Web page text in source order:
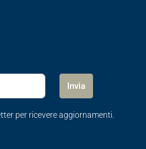
Invia
per ricevere aggiornamenti.